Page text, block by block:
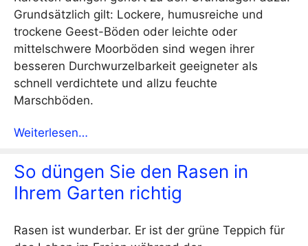
Grundsätzlich gilt: Lockere, humusreiche und
trockene Geest-Böden oder leichte oder
mittelschwere Moorböden sind wegen ihrer
besseren Durchwurzelbarkeit geeigneter als
schnell verdichtete und allzu feuchte
Marschböden.
Weiterlesen…
So düngen Sie den Rasen in
Ihrem Garten richtig
Rasen ist wunderbar. Er ist der grüne Teppich für